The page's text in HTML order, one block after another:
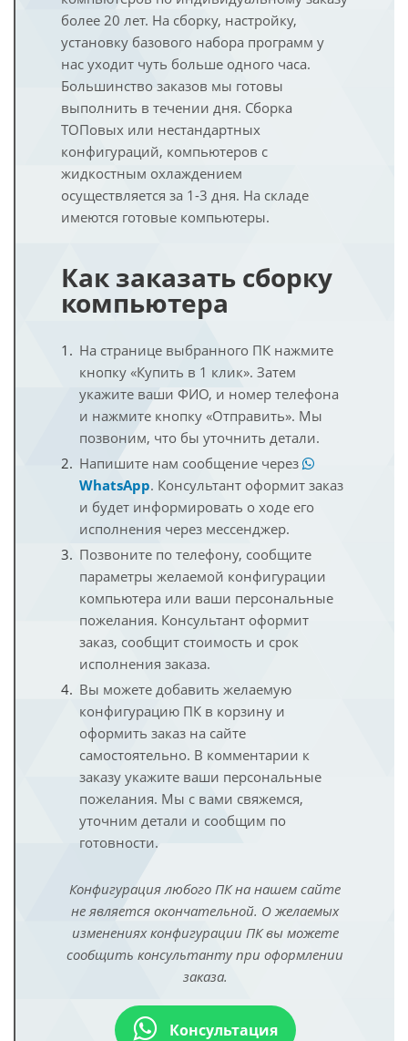
более 20 лет. На сборку, настройку,
установку базового набора программ у
нас уходит чуть больше одного часа.
Большинство заказов мы готовы
выполнить в течении дня. Сборка
ТОПовых или нестандартных
конфигураций, компьютеров с
жидкостным охлаждением
осуществляется за 1-3 дня. На складе
имеются готовые компьютеры.
Как заказать сборку
компьютера
На странице выбранного ПК нажмите
кнопку «Купить в 1 клик». Затем
укажите ваши ФИО, и номер телефона
и нажмите кнопку «Отправить». Мы
позвоним, что бы уточнить детали.
Напишите нам сообщение через
WhatsApp. Консультант оформит заказ
и будет информировать о ходе его
исполнения через мессенджер.
Позвоните по телефону, сообщите
параметры желаемой конфигурации
компьютера или ваши персональные
пожелания. Консультант оформит
заказ, сообщит стоимость и срок
исполнения заказа.
Вы можете добавить желаемую
конфигурацию ПК в корзину и
оформить заказ на сайте
самостоятельно. В комментарии к
заказу укажите ваши персональные
пожелания. Мы с вами свяжемся,
уточним детали и сообщим по
готовности.
Конфигурация любого ПК на нашем сайте
не является окончательной. О желаемых
изменениях конфигурации ПК вы можете
сообщить консультанту при оформлении
заказа.
Консультация